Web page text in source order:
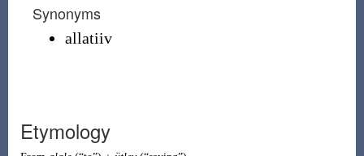
Synonyms
allatiiv
Etymology